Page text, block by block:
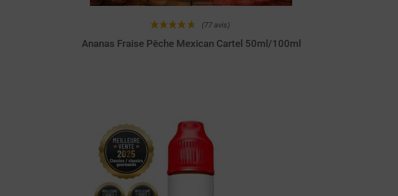
(77 avis)
Ananas Fraise Pêche Mexican Cartel 50ml/100ml